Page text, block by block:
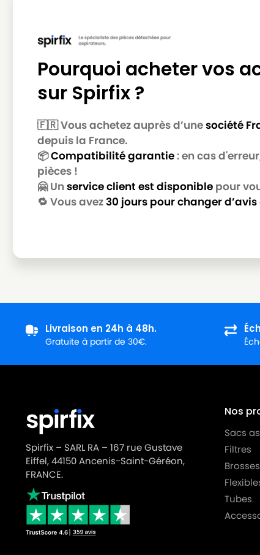
Pourquoi acheter vos
sur Spirfix ?
🇫🇷 Vous achetez auprès d’unesociété
depuis la France.
📦Compatibilité garantie: en cas
pièces !
🤗 Un service client est disponible pour
🔁 Vous avez30 jours pour changer d’avis
Livraison en 24h à 48h.
Gratuite à partir de 30€.
Spirfix – SARL RA – 167 rue Gustave
Eiffel, 44150 Ancenis-Saint-Géréon,
FRANCE.
Nos
Sacs
Filtres
Brosses
Tubes